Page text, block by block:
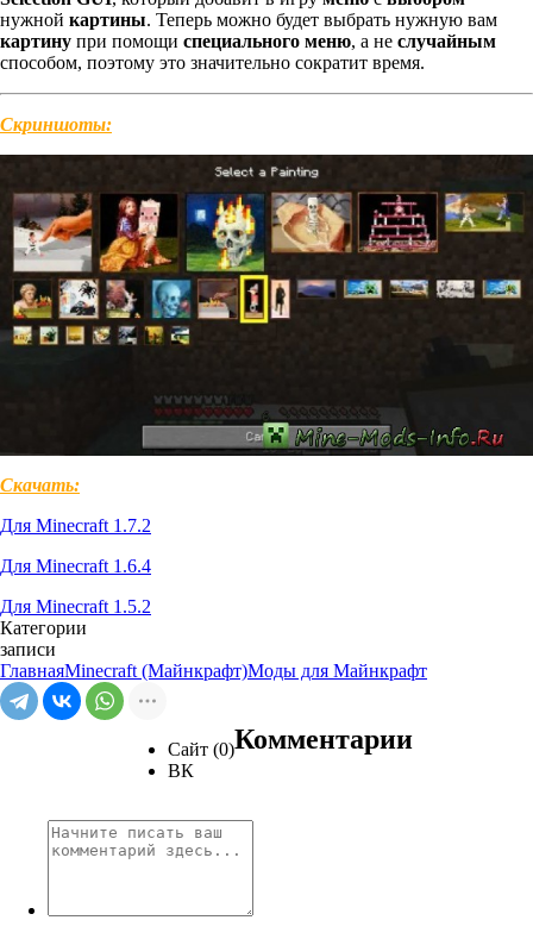
нужной картины. Теперь можно будет выбрать нужную вам
картину при помощи специального меню, а не случайным
способом, поэтому это значительно сократит время.
Скриншоты:
Скачать:
Для Minecraft 1.7.2
Для Minecraft 1.6.4
Для Minecraft 1.5.2
Категории
записи
ГлавнаяMinecraft (Майнкрафт)Моды для Майнкрафт
Сайт (0)
ВК
Комментарии